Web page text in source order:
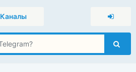
Каналы